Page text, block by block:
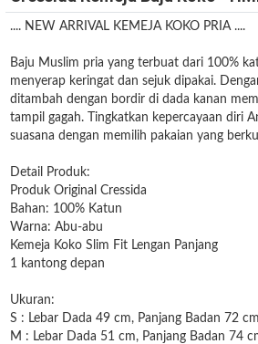
.... NEW ARRIVAL KEMEJA KOKO PRIA ....
Baju Muslim pria yang terbuat dari 100%
menyerap keringat dan sejuk dipakai.
ditambah dengan bordir di dada kanan
tampil gagah. Tingkatkan kepercayaan diri
suasana dengan memilih pakaian yang
Detail Produk:
Produk Original Cressida
Bahan: 100% Katun
Warna: Abu-abu
Kemeja Koko Slim Fit Lengan Panjang
1 kantong depan
Ukuran:
S : Lebar Dada 49 cm, Panjang Badan 72
M : Lebar Dada 51 cm, Panjang Badan 74